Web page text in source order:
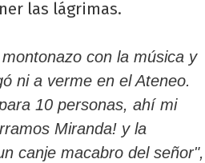
las lágrimas.
con la música y
ni a verme en el Ateneo.
10 personas, ahí mi
Miranda! y la
canje macabro del señor",